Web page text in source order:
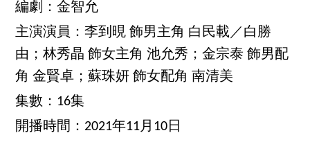
編劇：金智允
主演演員：李到晛 飾男主角 白民載／白勝
由；林秀晶 飾女主角 池允秀；金宗泰 飾男配
角 金賢卓；蘇珠妍 飾女配角 南清美
集數：16集
開播時間：2021年11月10日